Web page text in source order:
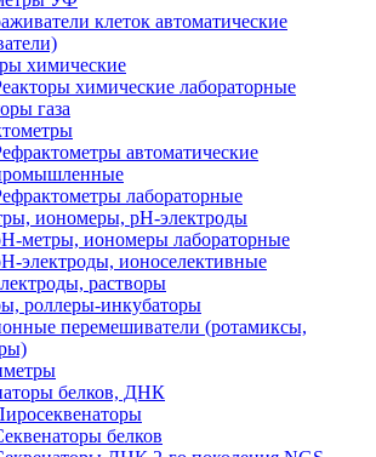
клеток автоматические
химические
химические лабораторные
газа
автоматические
лабораторные
иономеры, рН-электроды
метры, иономеры лабораторные
электроды, ионоселективные
растворы
роллеры-инкубаторы
перемешиватели (ротамиксы,
белков, ДНК
белков